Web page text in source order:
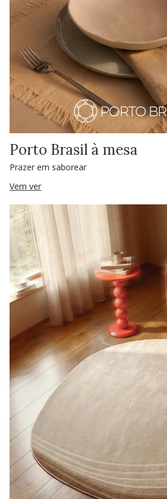
Porto Brasil à mesa
Prazer em saborear
Vem ver